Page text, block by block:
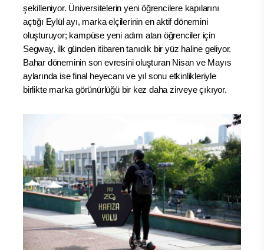
şekilleniyor. Üniversitelerin yeni öğrencilere kapılarını
açtığı Eylül ayı, marka elçilerinin en aktif dönemini
oluşturuyor; kampüse yeni adım atan öğrenciler için
Segway, ilk günden itibaren tanıdık bir yüz haline geliyor.
Bahar döneminin son evresini oluşturan Nisan ve Mayıs
aylarında ise final heyecanı ve yıl sonu etkinlikleriyle
birlikte marka görünürlüğü bir kez daha zirveye çıkıyor.